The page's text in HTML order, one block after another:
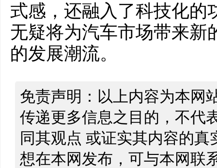
式感，还融入了科技化的
无疑将为汽车市场带来新
的发展潮流。
免责声明：以上内容为本网
传递更多信息之目的，不代
同其观点 或证实其内容的
想在本网发布，可与本网联